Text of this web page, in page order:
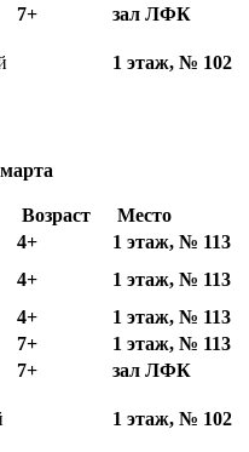
7+
зал ЛФК
1 этаж, № 102
Возраст
Место
4+
1 этаж, № 113
4+
1 этаж, № 113
4+
1 этаж, № 113
7+
1 этаж, № 113
7+
зал ЛФК
1 этаж, № 102